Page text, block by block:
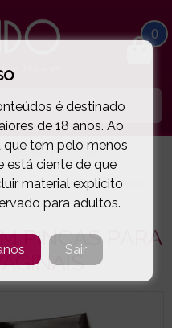
0
PINÇAS MAMILOS E CLÍTORIS
PARA LÁBIOS VAGINAIS( 11-24923851101 )
PINÇAS PARA
é destinado
de 18 anos. Ao
que tem pelo menos
está ciente de que
material explícito
para adultos.
Sair